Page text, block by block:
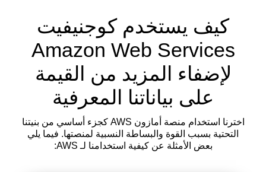
كيف يستخدم كوجنيفيت
Amazon Web Services
لإضفاء المزيد من القيمة
على بياناتنا المعرفية
اخترنا استخدام منصة أمازون AWS كجزء أساسي من بنيتنا
التحتية بسبب القوة والبساطة النسبية لمنصتها. فيما يلي
بعض الأمثلة عن كيفية استخدامنا لـ AWS: